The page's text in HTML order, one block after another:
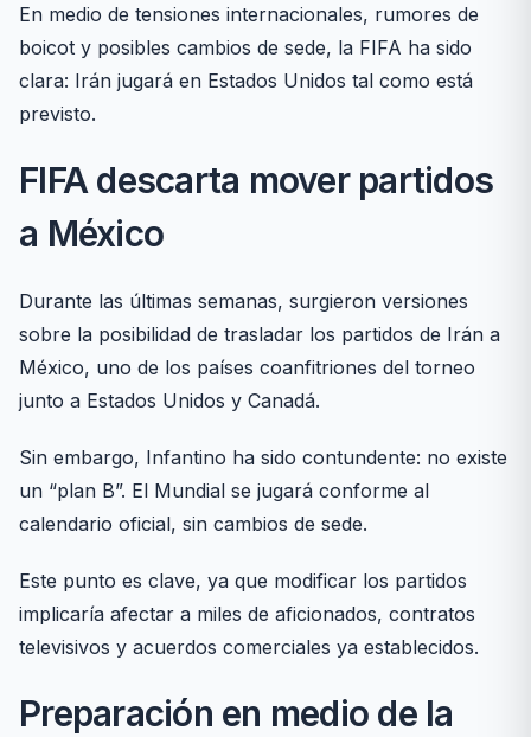
En medio de tensiones internacionales, rumores de
boicot y posibles cambios de sede, la FIFA ha sido
clara: Irán jugará en Estados Unidos tal como está
previsto.
FIFA descarta mover partidos
a México
Durante las últimas semanas, surgieron versiones
sobre la posibilidad de trasladar los partidos de Irán a
México, uno de los países coanfitriones del torneo
junto a Estados Unidos y Canadá.
Sin embargo, Infantino ha sido contundente: no existe
un “plan B”. El Mundial se jugará conforme al
calendario oficial, sin cambios de sede.
Este punto es clave, ya que modificar los partidos
implicaría afectar a miles de aficionados, contratos
televisivos y acuerdos comerciales ya establecidos.
Preparación en medio de la